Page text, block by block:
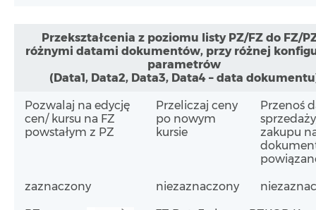
Przekształcenia z poziomu listy PZ/FZ do FZ/
różnymi datami dokumentów, przy różnej
parametrów
(Data1, Data2, Data3, Data4 – data
Pozwalaj na edycję
cen/ kursu na FZ
powstałym z PZ
Przeliczaj ceny
po nowym
kursie
Przenoś
zakupu
zaznaczony niezaznaczony